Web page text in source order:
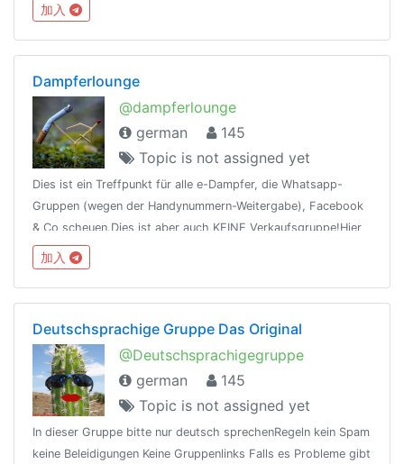
加入
Dampferlounge
@dampferlounge
german
145
Topic is not assigned yet
Dies ist ein Treffpunkt für alle e-Dampfer, die Whatsapp-
Gruppen (wegen der Handynummern-Weitergabe), Facebook
& Co scheuen.Dies ist aber auch KEINE Verkaufsgruppe!Hier
bitte nur Small-Talk und Themenbezogene Gespräche. Vielen
Dank :)Let's vape!
加入
Deutschsprachige Gruppe Das Original
@Deutschsprachigegruppe
german
145
Topic is not assigned yet
In dieser Gruppe bitte nur deutsch sprechenRegeln kein Spam
keine Beleidigungen Keine Gruppenlinks Falls es Probleme gibt